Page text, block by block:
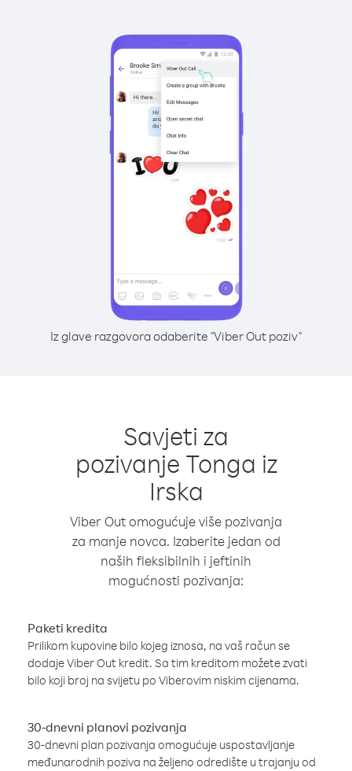
Iz glave razgovora odaberite "Viber Out poziv"
Savjeti za
pozivanje Tonga iz
Irska
Viber Out omogućuje više pozivanja
za manje novca. Izaberite jedan od
naših fleksibilnih i jeftinih
mogućnosti pozivanja:
Paketi kredita
Prilikom kupovine bilo kojeg iznosa, na vaš račun se
dodaje Viber Out kredit. Sa tim kreditom možete zvati
bilo koji broj na svijetu po Viberovim niskim cijenama.
30-dnevni planovi pozivanja
30-dnevni plan pozivanja omogućuje uspostavljanje
međunarodnih poziva na željeno odredište u trajanju od